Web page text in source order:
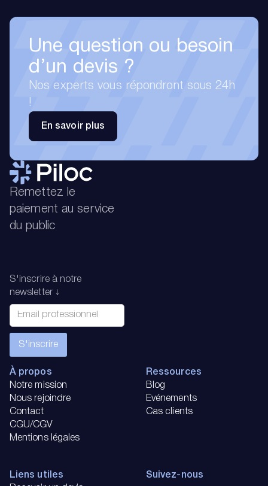
Une question ou besoin
d’un devis ?
Nos experts vous répondront sous 24h
!
En savoir plus
Remettez le
paiement au service
du public
S'inscrire à notre
newsletter ↓
À propos
Notre mission
Nous rejoindre
Contact
CGU/CGV
Mentions légales
Ressources
Blog
Evénements
Cas clients
Liens utiles
Suivez-nous